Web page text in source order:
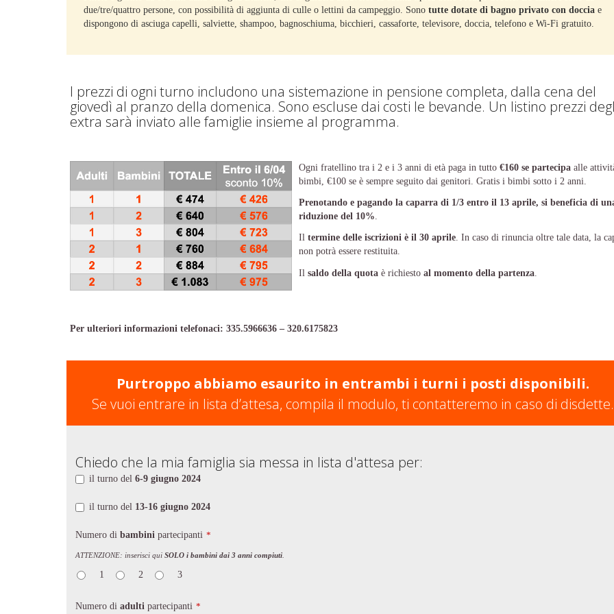
due/tre/quattro persone, con possibilità di aggiunta di culle o lettini da campeggio. Sono tutte dotate di bagno privato con doccia e
dispongono di asciuga capelli, salviette, shampoo, bagnoschiuma, bicchieri, cassaforte, televisore, doccia, telefono e Wi-Fi gratuito.
I prezzi di ogni turno includono una sistemazione in pensione completa, dalla cena del
giovedì al pranzo della domenica. Sono escluse dai costi le bevande. Un listino prezzi
extra sarà inviato alle famiglie insieme al programma.
Ogni fratellino tra i 2 e i 3 anni di età paga in tutto €160 se partecipa alle
bimbi, €100 se è sempre seguito dai genitori. Gratis i bimbi sotto i 2 anni.
Prenotando e pagando la caparra di 1/3 entro il 13 aprile, si beneficia di
riduzione del 10%.
Il termine delle iscrizioni è il 30 aprile. In caso di rinuncia oltre tale data, la
non potrà essere restituita.
Il saldo della quota è richiesto al momento della partenza
Per ulteriori informazioni telefonaci: 335.5966636 – 320.6175823
Purtroppo abbiamo esaurito in entrambi i turni i posti disponibili.
Se vuoi entrare in lista d’attesa, compila il modulo, ti contatteremo in caso di disdette.
Chiedo che la mia famiglia sia messa in lista d'attesa per:
il turno del 6-9 giugno 2024
il turno del 13-16 giugno 2024
Numero di bambini partecipanti *
ATTENZIONE: inserisci qui SOLO i bambini dai 3 anni compiuti.
1 2 3
Numero di adulti partecipanti *